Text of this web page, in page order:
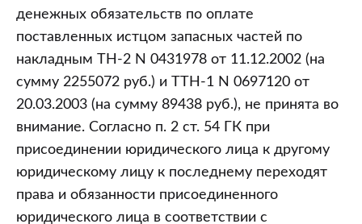
денежных обязательств по оплате
поставленных истцом запасных частей по
накладным ТН-2 N 0431978 от 11.12.2002 (на
сумму 2255072 руб.) и ТТН-1 N 0697120 от
20.03.2003 (на сумму 89438 руб.), не принята во
внимание. Согласно п. 2 ст. 54 ГК при
присоединении юридического лица к другому
юридическому лицу к последнему переходят
права и обязанности присоединенного
юридического лица в соответствии с